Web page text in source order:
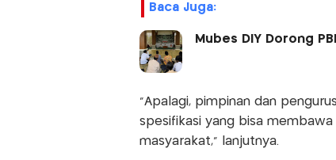
Baca Juga:
Mubes DIY Dorong
“Apalagi, pimpinan dan
spesifikasi yang bisa
masyarakat,” lanjutnya.